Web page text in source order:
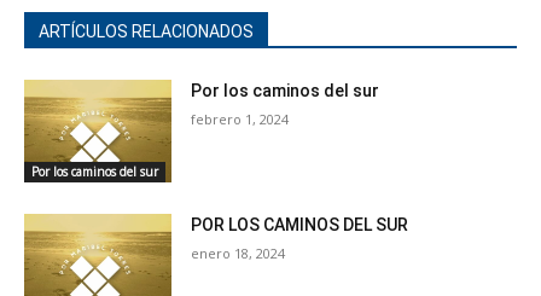
ARTÍCULOS RELACIONADOS
Por los caminos del sur
Por los caminos del sur
febrero 1, 2024
POR LOS CAMINOS DEL SUR
enero 18, 2024